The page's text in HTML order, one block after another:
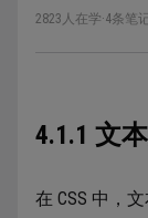
2823人在学·4条笔
4.1.1 文
在 CSS 中，